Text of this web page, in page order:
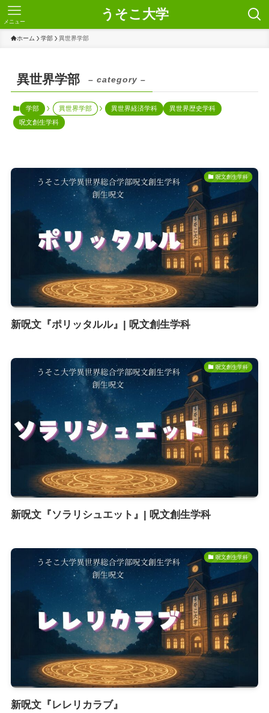
うそこ大学
メニュー
ホーム 学部 異世界学部
異世界学部 – category –
学部 異世界学部 異世界経済学科
異世界歴史学科
呪文創生学科
呪文創生学科
新呪文『ポリッタルル』| 呪文創生学科
呪文創生学科
新呪文『ソラリシュエット』| 呪文創生学科
呪文創生学科
新呪文『レレリカラブ』